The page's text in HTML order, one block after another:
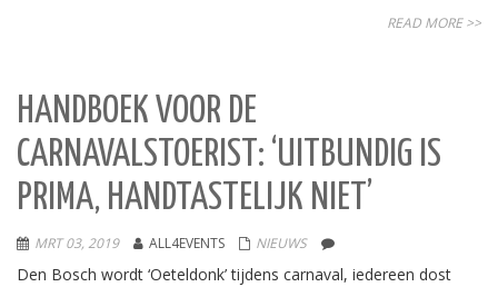
READ MORE >>
HANDBOEK VOOR DE
CARNAVALSTOERIST: ‘UITBUNDIG IS
PRIMA, HANDTASTELIJK NIET’
MRT 03, 2019 ALL4EVENTS NIEUWS
Den Bosch wordt ‘Oeteldonk’ tijdens carnaval, iedereen dost